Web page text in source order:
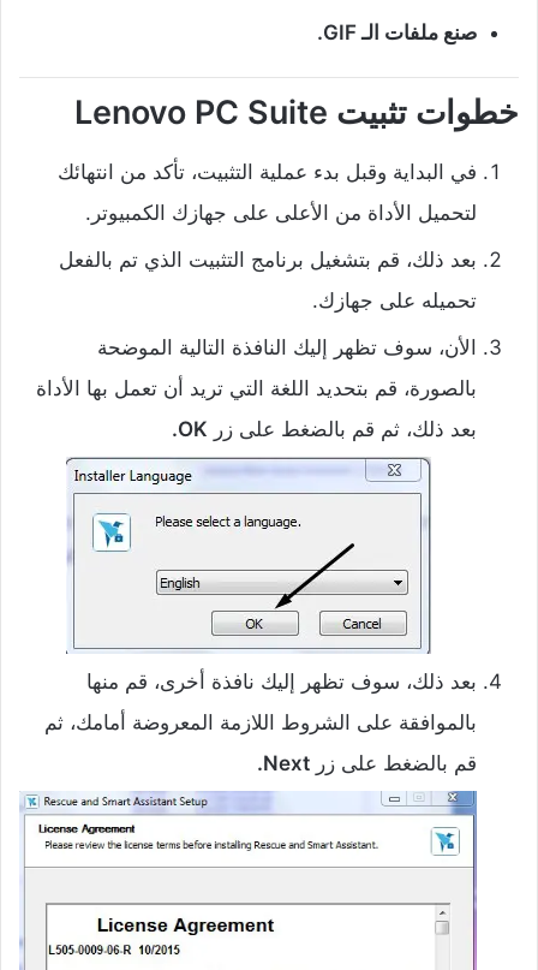
صنع ملفات الـ GIF.
خطوات تثبيت Lenovo PC Suite
في البداية وقبل بدء عملية التثبيت، تأكد من انتهائك
لتحميل الأداة من الأعلى على جهازك الكمبيوتر.
بعد ذلك، قم بتشغيل برنامج التثبيت الذي تم بالفعل
تحميله على جهازك.
الأن، سوف تظهر إليك النافذة التالية الموضحة
بالصورة، قم بتحديد اللغة التي تريد أن تعمل بها الأداة
بعد ذلك، ثم قم بالضغط على زر OK.
بعد ذلك، سوف تظهر إليك نافذة أخرى، قم منها
بالموافقة على الشروط اللازمة المعروضة أمامك، ثم
قم بالضغط على زر Next.